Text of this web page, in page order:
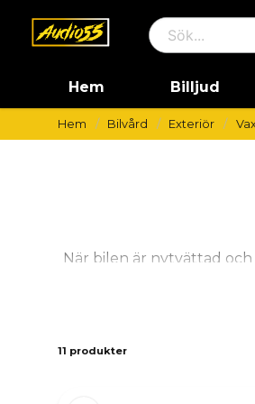
Hem Billjud
Hem Bilvård Exteriör
När bilen är nytvättad
bara bilens yta utan
11 produkter